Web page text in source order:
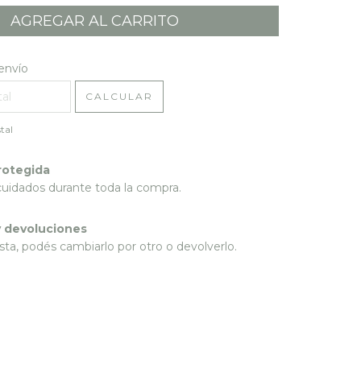
CP:
CALCULAR
durante toda la compra.
devoluciones
podés cambiarlo por otro o devolverlo.